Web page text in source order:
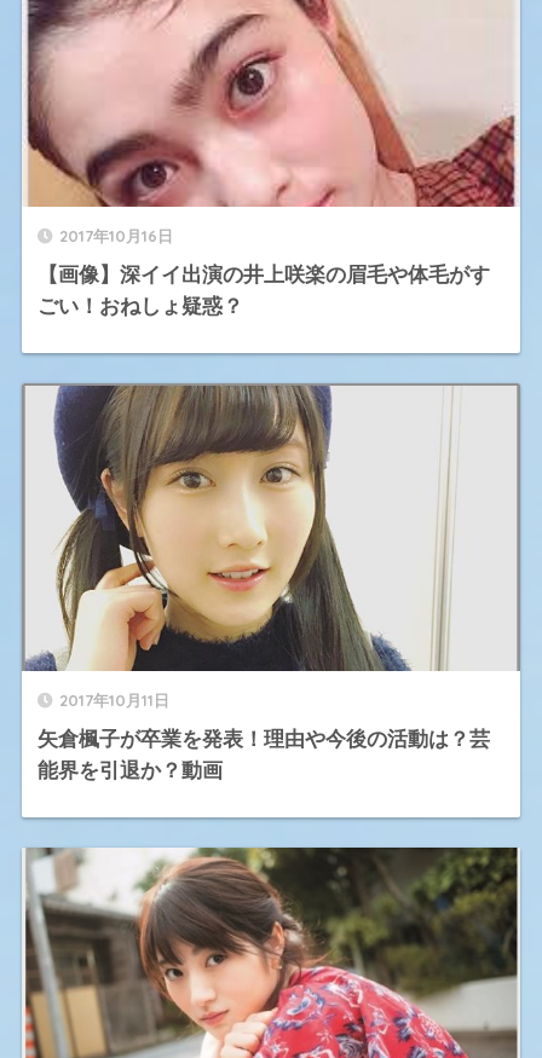
2017年10月16日
【画像】深イイ出演の井上咲楽の眉毛や体毛がす
ごい！おねしょ疑惑？
2017年10月11日
矢倉楓子が卒業を発表！理由や今後の活動は？芸
能界を引退か？動画